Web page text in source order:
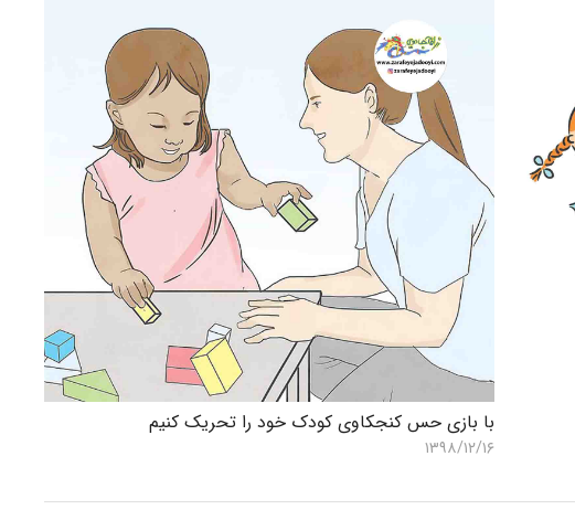
با بازی حس کنجکاوی کودک خود را تحریک کنیم
۱۳۹۸/۱۲/۱۶